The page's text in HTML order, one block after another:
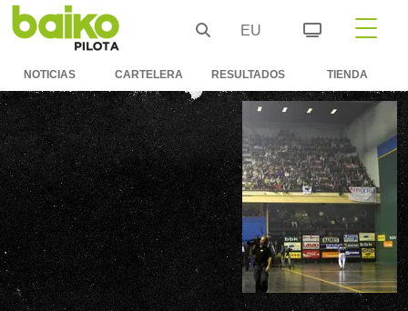
EU
NOTICIAS CARTELERA RESULTADOS TIENDA